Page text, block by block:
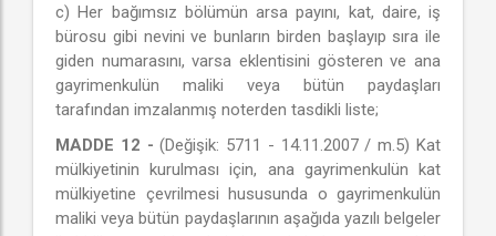
c) Her bağımsız bölümün arsa payını, kat, daire, iş
bürosu gibi nevini ve bunların birden başlayıp sıra ile
giden numarasını, varsa eklentisini gösteren ve ana
gayrimenkulün maliki veya bütün paydaşları
tarafından imzalanmış noterden tasdikli liste;
MADDE 12 - (Değişik: 5711 - 14.11.2007 / m.5) Kat
mülkiyetinin kurulması için, ana gayrimenkulün kat
mülkiyetine çevrilmesi hususunda o gayrimenkulün
maliki veya bütün paydaşlarının aşağıda yazılı belgeler